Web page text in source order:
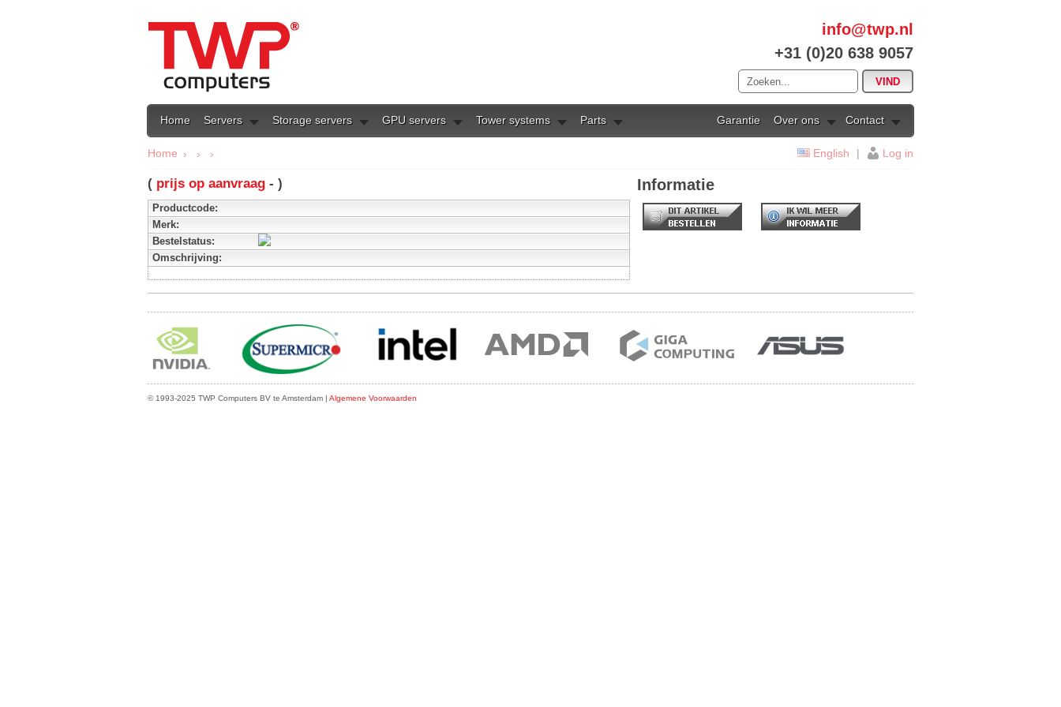
info@twp.nl
+31 (0)20 638 9057
Home Servers Storage servers GPU servers Tower systems Parts Contact
Over ons
Garantie
Home English | Log in
( prijs op aanvraag - )
Productcode:
Merk:
Bestelstatus:
Omschrijving:
Informatie
© 1993-2025 TWP Computers BV te Amsterdam | Algemene Voorwaarden